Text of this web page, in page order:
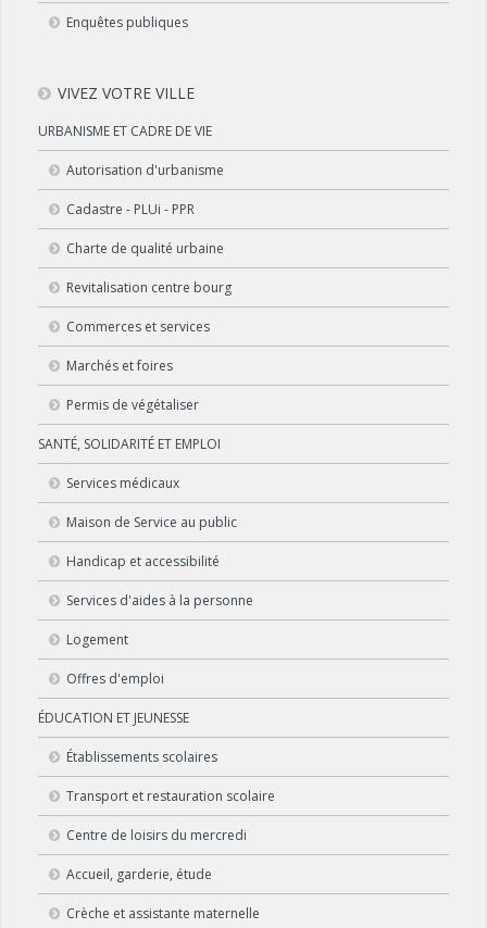
Enquêtes publiques
VIVEZ VOTRE VILLE
URBANISME ET CADRE DE VIE
Autorisation d'urbanisme
Cadastre - PLUi - PPR
Charte de qualité urbaine
Revitalisation centre bourg
Commerces et services
Marchés et foires
Permis de végétaliser
SANTÉ, SOLIDARITÉ ET EMPLOI
Services médicaux
Maison de Service au public
Handicap et accessibilité
Services d'aides à la personne
Logement
Offres d'emploi
ÉDUCATION ET JEUNESSE
Établissements scolaires
Transport et restauration scolaire
Centre de loisirs du mercredi
Accueil, garderie, étude
Crèche et assistante maternelle